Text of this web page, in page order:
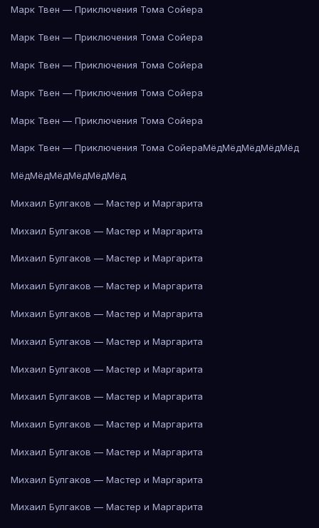
Марк Твен — Приключения Тома Сойера
Марк Твен — Приключения Тома Сойера
Марк Твен — Приключения Тома Сойера
Марк Твен — Приключения Тома Сойера
Марк Твен — Приключения Тома Сойера
Марк Твен — Приключения Тома СойераМёдМёдМёдМёдМёд
МёдМёдМёдМёдМёдМёд
Михаил Булгаков — Мастер и Маргарита
Михаил Булгаков — Мастер и Маргарита
Михаил Булгаков — Мастер и Маргарита
Михаил Булгаков — Мастер и Маргарита
Михаил Булгаков — Мастер и Маргарита
Михаил Булгаков — Мастер и Маргарита
Михаил Булгаков — Мастер и Маргарита
Михаил Булгаков — Мастер и Маргарита
Михаил Булгаков — Мастер и Маргарита
Михаил Булгаков — Мастер и Маргарита
Михаил Булгаков — Мастер и Маргарита
Михаил Булгаков — Мастер и Маргарита